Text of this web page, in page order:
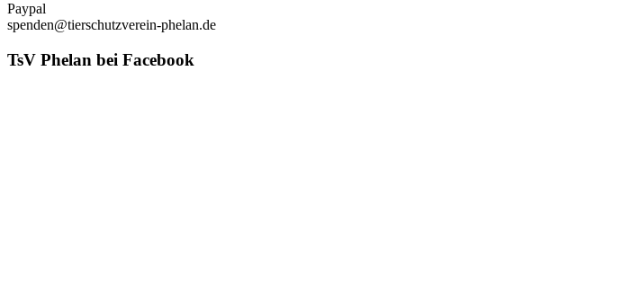
Paypal
spenden@tierschutzverein-phelan.de
TsV Phelan bei Facebook